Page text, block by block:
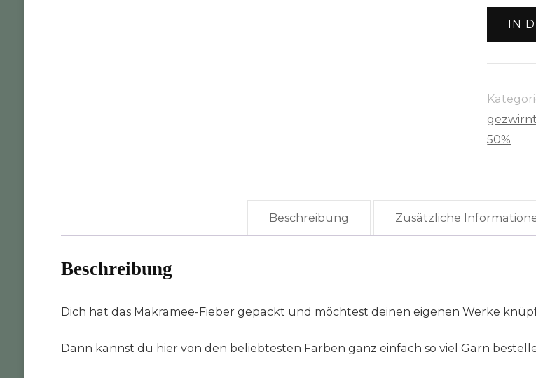
Garn
(9mm
IN
gezwirnt
50%
Beschreibung Zusätzliche
Beschreibung
Dich hat das Makramee-Fieber gepackt und möchtest deinen eigenen Werke
Dann kannst du hier von den beliebtesten Farben ganz einfach so viel Garn